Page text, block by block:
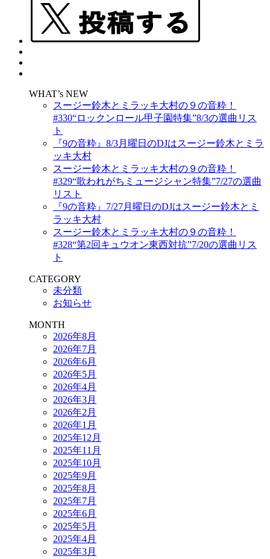
WHAT’s NEW
スージー鈴木とミラッキ大村の９の音粋！
#330“ロックンロール甲子園特集”8/3の選曲リス
ト
『9の音粋』8/3月曜日のDJはスージー鈴木とミラ
ッキ大村
スージー鈴木とミラッキ大村の９の音粋！
#329“歌われがちミュージシャン特集”7/27の選曲
リスト
『9の音粋』7/27月曜日のDJはスージー鈴木とミ
ラッキ大村
スージー鈴木とミラッキ大村の９の音粋！
#328“第2回キュウオン東西対抗”7/20の選曲リス
ト
CATEGORY
未分類
お知らせ
MONTH
2026年8月
2026年7月
2026年6月
2026年5月
2026年4月
2026年3月
2026年2月
2026年1月
2025年12月
2025年11月
2025年10月
2025年9月
2025年8月
2025年7月
2025年6月
2025年5月
2025年4月
2025年3月